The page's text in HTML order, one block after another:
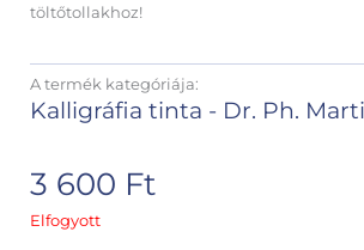
töltőtollakhoz!
A termék kategóriája:
Kalligráfia tinta - Dr. Ph.
3 600 Ft
Elfogyott